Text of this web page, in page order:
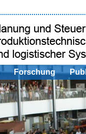
Forschung